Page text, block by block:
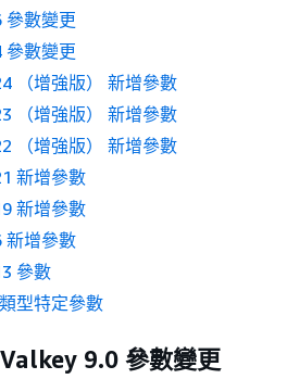
參數變更
參數變更
（增強版） 新增參數
（增強版） 新增參數
（增強版） 新增參數
新增參數
新增參數
新增參數
參數
型特定參數
9.0 參數變更